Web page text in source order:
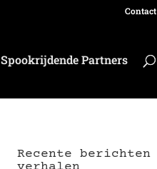
Contact
Spookrijdende Partners
Recente berichten